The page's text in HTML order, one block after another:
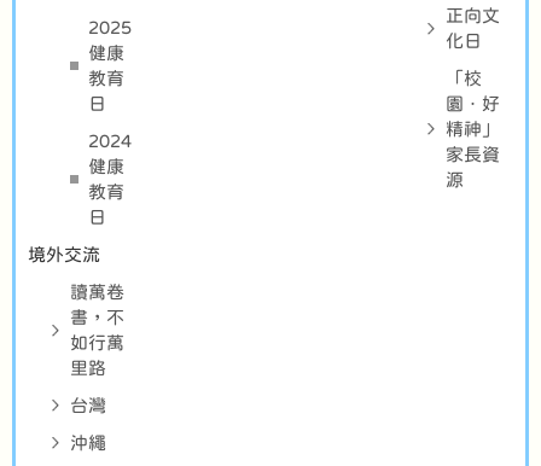
2025
健康
教育
日
2024
健康
教育
日
境外交流
讀萬卷
書，不
如行萬
里路
台灣
沖繩
正向文
化日
「校
園．好
精神」
家長資
源